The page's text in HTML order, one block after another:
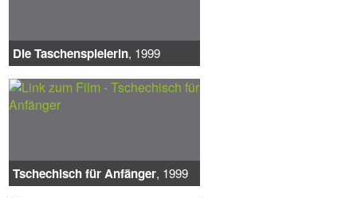
Die Taschenspielerin, 1999
Tschechisch für Anfänger, 1999